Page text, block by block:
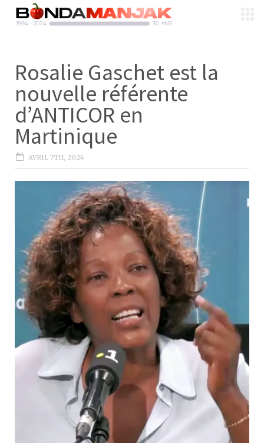
Rosalie Gaschet est la
nouvelle référente
d’ANTICOR en
Martinique
AVRIL 7TH, 2024